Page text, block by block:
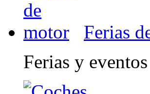
Ferias
Ferias y